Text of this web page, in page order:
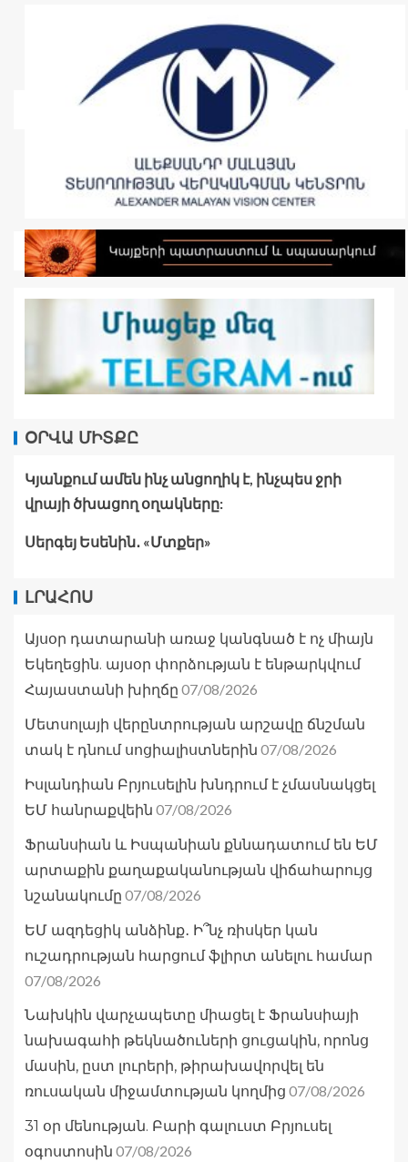
ՕՐՎԱ ՄԻՏՔԸ
Կյանքում ամեն ինչ անցողիկ է, ինչպես ջրի
վրայի ծխացող օղակները:
Սերգեյ Եսենին․ «Մտքեր»
ԼՐԱՀՈՍ
Այսօր դատարանի առաջ կանգնած է ոչ միայն
Եկեղեցին. այսօր փորձության է ենթարկվում
Հայաստանի խիղճը 07/08/2026
Մետսոլայի վերընտրության արշավը ճնշման
տակ է դնում սոցիալիստներին 07/08/2026
Իսլանդիան Բրյուսելին խնդրում է չմասնակցել
ԵՄ հանրաքվեին 07/08/2026
Ֆրանսիան և Իսպանիան քննադատում են ԵՄ
արտաքին քաղաքականության վիճահարույց
նշանակումը 07/08/2026
ԵՄ ազդեցիկ անձինք․ Ի՞նչ ռիսկեր կան
ուշադրության հարցում ֆլիրտ անելու համար
07/08/2026
Նախկին վարչապետը միացել է Ֆրանսիայի
նախագահի թեկնածուների ցուցակին, որոնց
մասին, ըստ լուրերի, թիրախավորվել են
ռուսական միջամտության կողմից 07/08/2026
31 օր մենության. Բարի գալուստ Բրյուսել
օգոստոսին 07/08/2026